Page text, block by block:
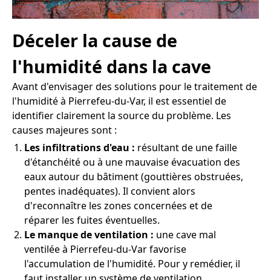
Déceler la cause de
l'humidité dans la cave
Avant d'envisager des solutions pour le traitement de
l'humidité à Pierrefeu-du-Var, il est essentiel de
identifier clairement la source du problème. Les
causes majeures sont :
Les infiltrations d'eau : résultant de une faille
d'étanchéité ou à une mauvaise évacuation des
eaux autour du bâtiment (gouttières obstruées,
pentes inadéquates). Il convient alors
d'reconnaître les zones concernées et de
réparer les fuites éventuelles.
Le manque de ventilation : une cave mal
ventilée à Pierrefeu-du-Var favorise
l'accumulation de l'humidité. Pour y remédier, il